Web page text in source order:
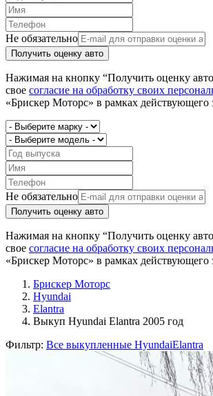
Не обязательно
Получить оценку авто
Нажимая на кнопку “Получить оценку
свое согласие на обработку своих
«Брискер Моторс» в рамках действующего
Не обязательно
Получить оценку авто
Нажимая на кнопку “Получить оценку
свое согласие на обработку своих
«Брискер Моторс» в рамках действующего
Брискер Моторс
Hyundai
Elantra
Выкуп Hyundai Elantra 2005 год
Фильтр: Все выкупленные HyundaiElantra